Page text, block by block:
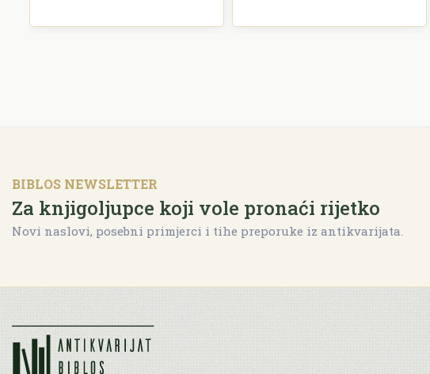
BIBLOS NEWSLETTER
Za knjigoljupce koji vole pronaći rijetko
Novi naslovi, posebni primjerci i tihe preporuke iz antikvarijata.